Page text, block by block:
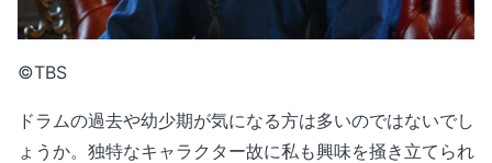
©TBS
ドラムの過去や幼少期が気になる方は多いのではないでし
ょうか。独特なキャラクター故に私も興味を掻き立てられ